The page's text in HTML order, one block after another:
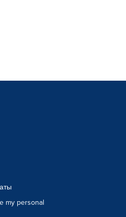
my personal